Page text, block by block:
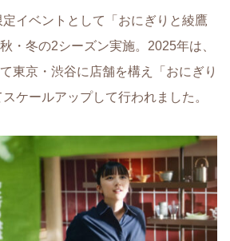
イベントとして「おにぎりと綾鷹
・冬の2シーズン実施。2025年は、
東京・渋谷に店舗を構え「おにぎり
ケールアップして行われました。